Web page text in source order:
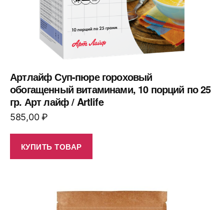
Артлайф Суп-пюре гороховый
обогащенный витаминами, 10 порций по 25
гр. Арт лайф / Artlife
585,00₽
КУПИТЬ ТОВАР